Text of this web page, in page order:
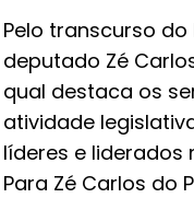
Pelo transcurso
deputado Zé
qual destaca os
atividade
líderes e
Para Zé Carlos do